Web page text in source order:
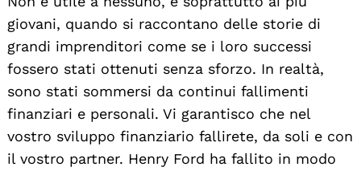
giovani, quando si raccontano delle storie di
grandi imprenditori come se i loro successi
fossero stati ottenuti senza sforzo. In realtà,
sono stati sommersi da continui fallimenti
finanziari e personali. Vi garantisco che nel
vostro sviluppo finanziario fallirete, da soli e con
il vostro partner. Henry Ford ha fallito in modo